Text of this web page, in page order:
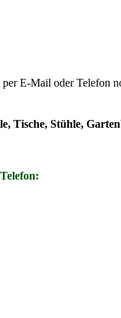
E-Mail oder Telefon
Tische, Stühle,